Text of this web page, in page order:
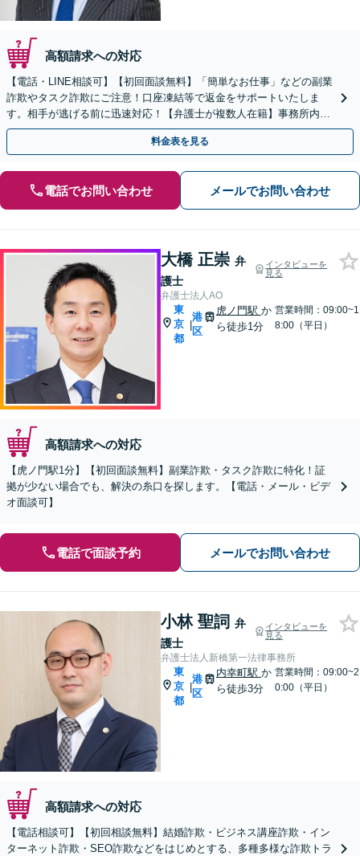
高額請求への対応
【電話・LINE相談可】【初回面談無料】「簡単なお仕事」などの副業
詐欺やタスク詐欺にご注意！口座凍結等で返金をサポートいたしま
す。相手が逃げる前に迅速対応！【弁護士が複数人在籍】事務所内で
連携し問題解決へ【休日・夜間面談可】【虎ノ門駅1分】
料金表を見る
電話でお問い合わせ メールでお問い合わせ
大橋 正崇 弁
護士
インタビューを
見る
弁護士法人AO
東
京
都
|
港
区
虎ノ門駅 か
ら徒歩1分
営業時間：09:00~1
8:00（平日）
高額請求への対応
【虎ノ門駅1分】【初回面談無料】副業詐欺・タスク詐欺に特化！証
拠が少ない場合でも、解決の糸口を探します。【電話・メール・ビデ
オ面談可】
電話で面談予約 メールでお問い合わせ
小林 聖詞 弁
護士
インタビューを
見る
弁護士法人新橋第一法律事務所
東
京
都
|
港
区
内幸町駅 か
ら徒歩3分
営業時間：09:00~2
0:00（平日）
高額請求への対応
【電話相談可】【初回相談無料】結婚詐欺・ビジネス講座詐欺・イン
ターネット詐欺・SEO詐欺などをはじめとする、多種多様な詐欺トラ